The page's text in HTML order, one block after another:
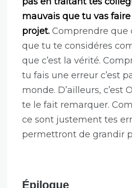
dire faire entendre ta
as raison. Ça veut dire
tu as tort.
Comprendre que
irremplaçable. Ni toi, ni
patron, ni ton directeur
même le lead tech qui
tous les jours.
pas en traitant tes